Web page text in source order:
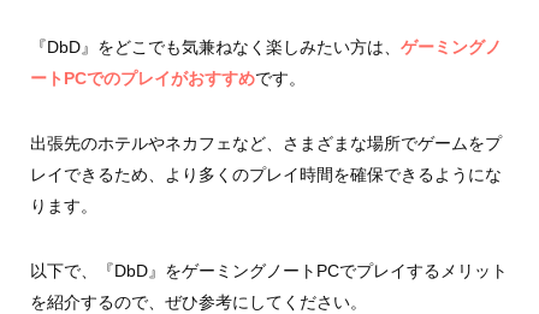
『DbD』をどこでも気兼ねなく楽しみたい方は、 ゲーミングノ
ートPCでのプレイがおすすめです。
出張先のホテルやネカフェなど、さまざまな場所でゲームをプ
レイできるため、より多くのプレイ時間を確保できるようにな
ります。
以下で、『DbD』をゲーミングノートPCでプレイするメリット
を紹介するので、ぜひ参考にしてください。